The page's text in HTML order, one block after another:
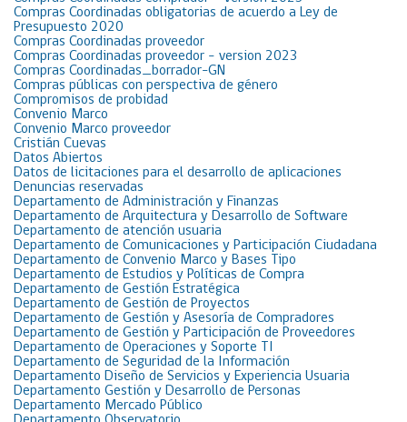
Compras Coordinadas obligatorias de acuerdo a Ley de
Presupuesto 2020
Compras Coordinadas proveedor
Compras Coordinadas proveedor – version 2023
Compras Coordinadas_borrador-GN
Compras públicas con perspectiva de género
Compromisos de probidad
Convenio Marco
Convenio Marco proveedor
Cristián Cuevas
Datos Abiertos
Datos de licitaciones para el desarrollo de aplicaciones
Denuncias reservadas
Departamento de Administración y Finanzas
Departamento de Arquitectura y Desarrollo de Software
Departamento de atención usuaria
Departamento de Comunicaciones y Participación Ciudadana
Departamento de Convenio Marco y Bases Tipo
Departamento de Estudios y Políticas de Compra
Departamento de Gestión Estratégica
Departamento de Gestión de Proyectos
Departamento de Gestión y Asesoría de Compradores
Departamento de Gestión y Participación de Proveedores
Departamento de Operaciones y Soporte TI
Departamento de Seguridad de la Información
Departamento Diseño de Servicios y Experiencia Usuaria
Departamento Gestión y Desarrollo de Personas
Departamento Mercado Público